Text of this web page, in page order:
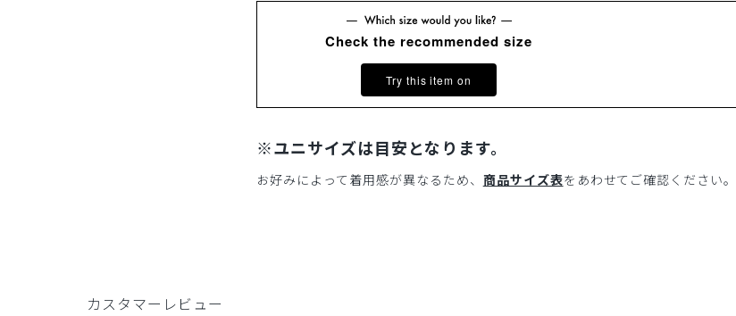
Check the recommended size
Try this item on
※ユニサイズは目安となります。
お好みによって着用感が異なるため、 商品サイズ表をあわせてご確認ください。
カスタマーレビュー